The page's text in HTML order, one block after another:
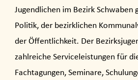
Jugendlichen im Bezirk Schwaben
Politik, der bezirklichen
der Öffentlichkeit. Der
zahlreiche Serviceleistungen für
Fachtagungen, Seminare,